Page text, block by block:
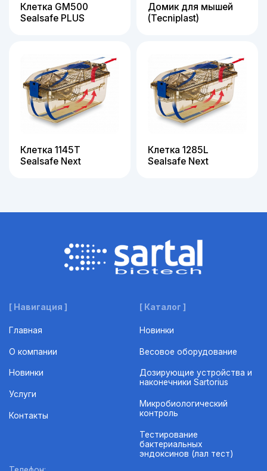
Клетка GM500
Sealsafe PLUS
Домик для мышей
(Tecniplast)
Клетка 1145Т
Sealsafe Next
Клетка 1285L
Sealsafe Next
[ Навигация ]
Главная
О компании
Новинки
Услуги
Контакты
[ Каталог ]
Новинки
Весовое оборудование
Дозирующие устройства и
наконечники Sartorius
Микробиологический
контроль
Тестирование
бактериальных
эндоксинов (лал тест)